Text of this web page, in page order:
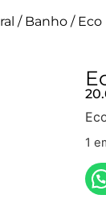
/ Banho /
1